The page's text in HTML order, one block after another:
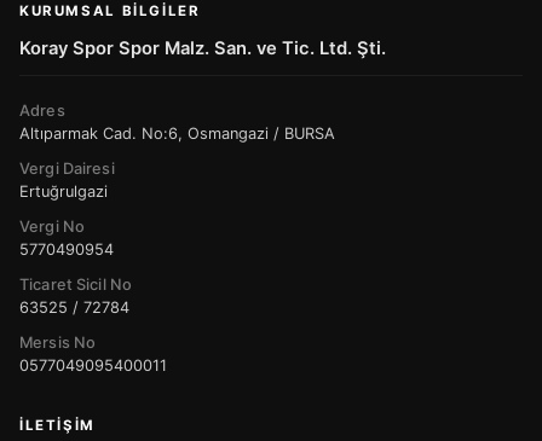
KURUMSAL BILGILER
Koray Spor Spor Malz. San. ve Tic. Ltd. Şti.
Adres
Altıparmak Cad. No:6, Osmangazi / BURSA
Vergi Dairesi
Ertuğrulgazi
Vergi No
5770490954
Ticaret Sicil No
63525 / 72784
Mersis No
0577049095400011
İLETIŞIM